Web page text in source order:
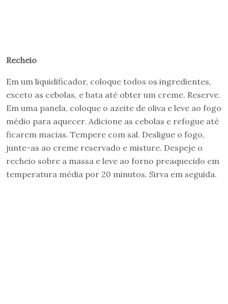
Recheio
Em um liquidificador, coloque todos os ingredientes,
exceto as cebolas, e bata até obter um creme. Reserve.
Em uma panela, coloque o azeite de oliva e leve ao fogo
médio para aquecer. Adicione as cebolas e refogue até
ficarem macias. Tempere com sal. Desligue o fogo,
junte-as ao creme reservado e misture. Despeje o
recheio sobre a massa e leve ao forno preaquecido em
temperatura média por 20 minutos. Sirva em seguida.